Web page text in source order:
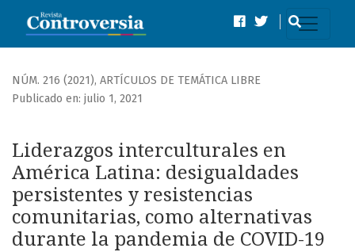
Liderazgos interculturales en América Latina
NÚM. 216 (2021), ARTÍCULOS DE TEMÁTICA LIBRE
Liderazgos interculturales en
América Latina: desigualdades
persistentes y resistencias
comunitarias, como alternativas
durante la pandemia de COVID-19
Publicado en: julio 1, 2021